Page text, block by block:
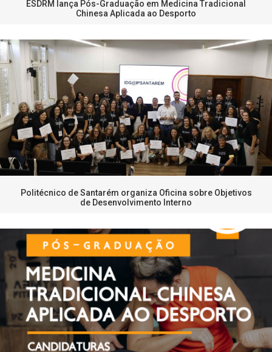
ESDRM lança Pós-Graduação em Medicina Tradicional
Chinesa Aplicada ao Desporto
Politécnico de Santarém organiza Oficina sobre Objetivos
de Desenvolvimento Interno